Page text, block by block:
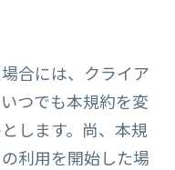
合には、クライア
つでも本規約を変
します。尚、本規
利用を開始した場